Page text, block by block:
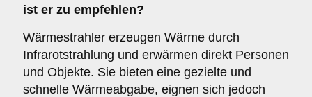
ist er zu empfehlen?
Wärmestrahler erzeugen Wärme durch
Infrarotstrahlung und erwärmen direkt Personen
und Objekte. Sie bieten eine gezielte und
schnelle Wärmeabgabe, eignen sich jedoch